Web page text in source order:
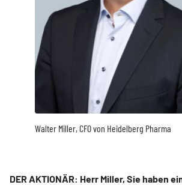
Walter Miller, CFO von Heidelberg Pharma
DER AKTIONÄR: Herr Miller, Sie haben